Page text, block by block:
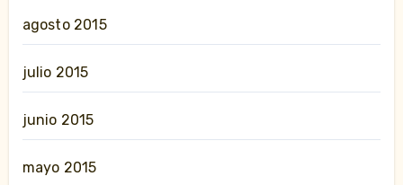
agosto 2015
julio 2015
junio 2015
mayo 2015